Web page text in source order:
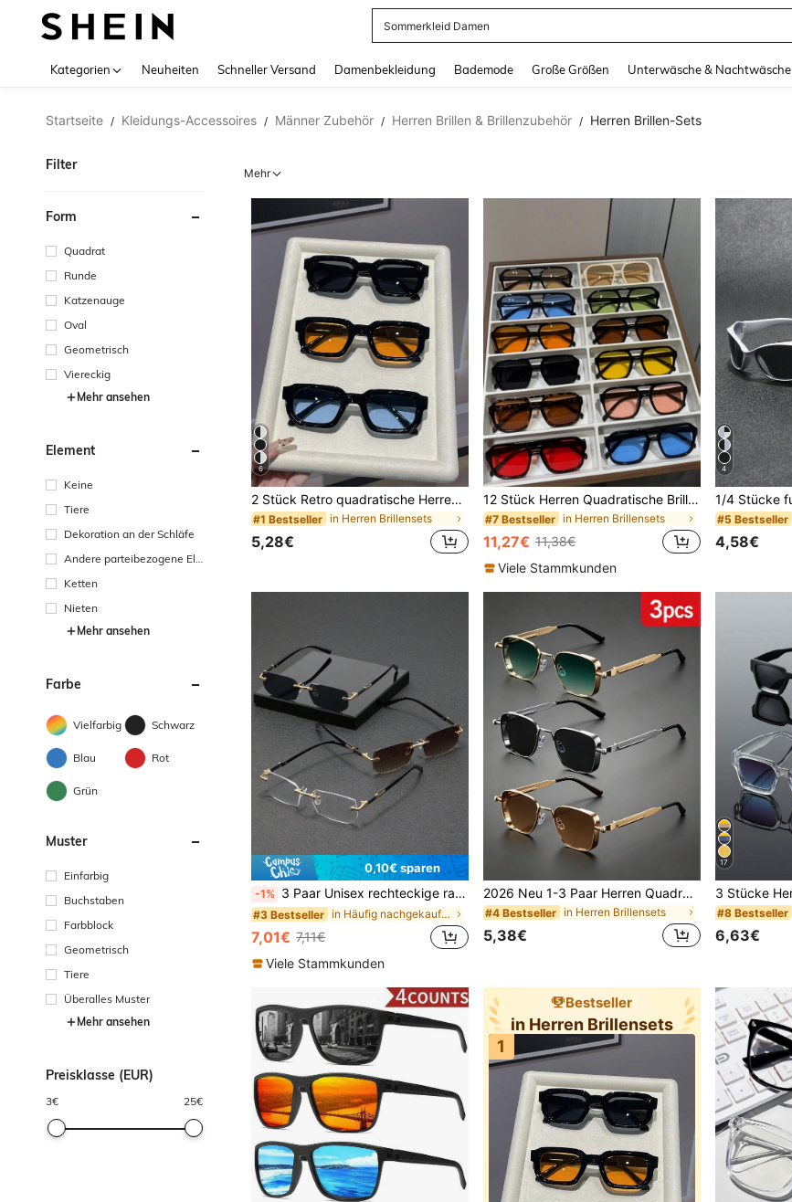
Sommerkleid Damen
Kategorien Neuheiten Schneller Versand Damenbekleidung Bademode Große Größen Unterwäsche & Nachtwäsche
Startseite / Kleidungs-Accessoires / Männer Zubehör / Herren Brillen & Brillenzubehör / Herren Brillen-Sets
Filter
Form
Quadrat
Runde
Katzenauge
Oval
Geometrisch
Viereckig
Mehr ansehen
Element
Keine
Tiere
Dekoration an der Schläfe
Andere parteibezogene Ele
Ketten
Nieten
Mehr ansehen
Farbe
Vielfarbig Schwarz
Blau Rot
Grün
Muster
Einfarbig
Buchstaben
Farbblock
Geometrisch
Tiere
Überalles Muster
Mehr ansehen
Preisklasse (EUR)
3€ 25€
Mehr
6
2 Stück Retro quadratische Herren-Modebrillen, kleiner Rahmen, für Straße, Alltag, Foto, Radfahren, Strand, Urlaub, Geschenk, Party, Weihnachten, Y2K Ästhetik
#1 Bestseller in Herren Brillensets
5,28€
12 Stück Herren Quadratische Brillen, Mode Outdoor Straßenfotografie, Reise, Business, Lässig Tragen für Sommer Strand Urlaub, Outdoor, Reise
#7 Bestseller in Herren Brillensets
11,27€ 11,38€
Viele Stammkunden
4
#5 Bestseller
4,58€
0,10€ sparen
-1% 3 Paar Unisex rechteckige randlose Mode-Metallbrillen, hochwertige Brillen, geeignet für internationale Modewochen, den Alltag, soziale Anlässe, geschäftliche Anlässe, Pendeln und Reisen.
#3 Bestseller in Häufig nachgekauft Herrenbrillen & Brillenzubeh
7,01€ 7,11€
Viele Stammkunden
2026 Neu 1-3 Paar Herren Quadratische Rahmen Gold/Silber Retro Steampunk Metallrahmen Modebrillen, geeignet für Old Money Stil, Veranstaltungen, Partys, Feiertage
#4 Bestseller in Herren Brillensets
5,38€
17
#8 Bestseller
6,63€
Bestseller
in Herren Brillensets
1